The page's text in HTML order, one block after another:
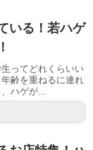
いる！若ハゲ
ってどれくらいい
齢を重ねるに連れ
ハゲが...